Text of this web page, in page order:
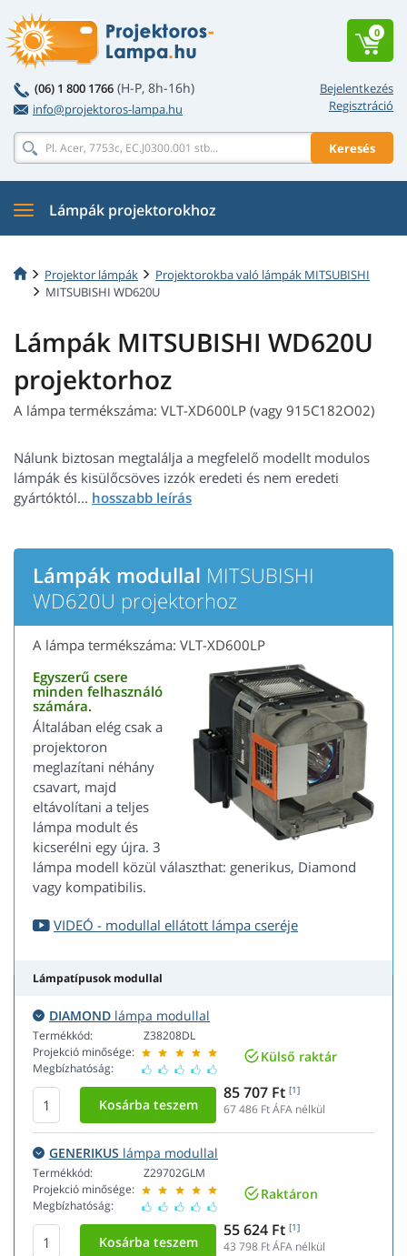
Bejelentkezés
Regisztráció
(06) 1 800 1766 (H-P, 8h-16h)
info@projektoros-lampa.hu
Keresés
0
Lámpák projektorokhoz
Projektor lámpák
Projektorokba való lámpák MITSUBISHI
MITSUBISHI WD620U
Lámpák MITSUBISHI WD620U
projektorhoz
A lámpa termékszáma: VLT-XD600LP (vagy 915C182O02)
Nálunk biztosan megtalálja a megfelelő modellt modulos
lámpák és kisülőcsöves izzók eredeti és nem eredeti
gyártóktól...
Lámpák modullal MITSUBISHI
WD620U projektorhoz
A lámpa termékszáma: VLT-XD600LP
Egyszerű csere
minden felhasználó
számára.
Általában elég csak a
projektoron
meglazítani néhány
csavart, majd
eltávolítani a teljes
lámpa modult és
kicserélni egy újra. 3
lámpa modell közül választhat: generikus, Diamond
vagy kompatibilis.
VIDEÓ - modullal ellátott lámpa cseréje
Lámpatípusok modullal
DIAMOND lámpa modullal
Termékkód:
Projekció minősége:
Megbízhatóság:
Z38208DL
Külső raktár
85 707 Ft [1]
67 486 Ft ÁFA nélkül
GENERIKUS lámpa modullal
Termékkód:
Projekció minősége:
Megbízhatóság:
Z29702GLM
Raktáron
55 624 Ft [1]
43 798 Ft ÁFA nélkül